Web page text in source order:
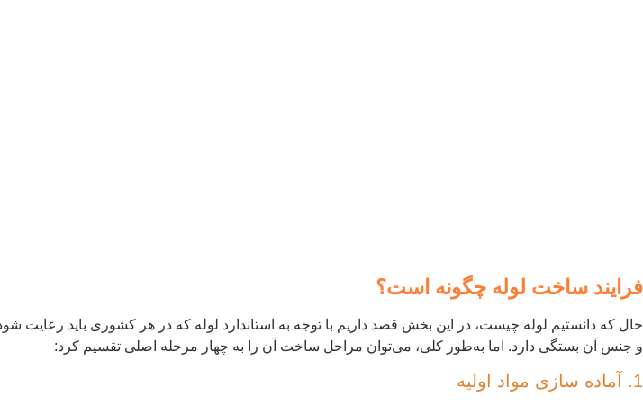
فرایند ساخت لوله چگونه است؟
حال که دانستیم لوله چیست، در این بخش قصد داریم با توجه به استاندارد لوله که در هر کشوری باید رعایت
و جنس آن بستگی دارد. اما به‌طور کلی، می‌توان مراحل ساخت آن را به چهار مرحله اصلی تقسیم کرد:
1. آماده سازی مواد اولیه